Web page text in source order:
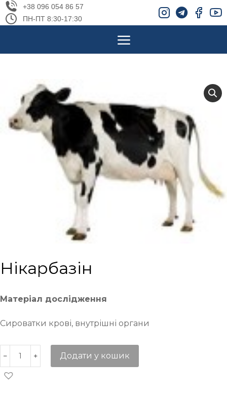
+38 096 054 86 57
ПН-ПТ 8:30-17:30
Нікарбазін
Матеріал дослідження
Сироватки крові, внутрішні органи
Додати у кошик